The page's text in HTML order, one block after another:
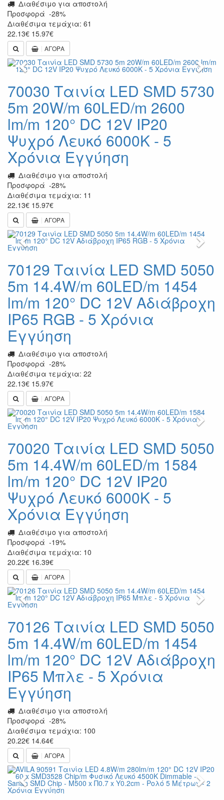
Διαθέσιμο για αποστολή
Προσφορά -28%
Διαθέσιμα τεμάχια: 61
22.13€ 15.97€
ΑΓΟΡΑ
Previous Next
70030 Ταινία LED SMD 5730
5m 20W/m 60LED/m 2600
lm/m 120° DC 12V IP20
Ψυχρό Λευκό 6000K - 5
Χρόνια Εγγύηση
Διαθέσιμο για αποστολή
Προσφορά -28%
Διαθέσιμα τεμάχια: 11
22.13€ 15.97€
ΑΓΟΡΑ
Previous Next
70129 Ταινία LED SMD 5050
5m 14.4W/m 60LED/m 1454
lm/m 120° DC 12V Αδιάβροχη
IP65 RGB - 5 Χρόνια
Εγγύηση
Διαθέσιμο για αποστολή
Προσφορά -28%
Διαθέσιμα τεμάχια: 22
22.13€ 15.97€
ΑΓΟΡΑ
Previous Next
70020 Ταινία LED SMD 5050
5m 14.4W/m 60LED/m 1584
lm/m 120° DC 12V IP20
Ψυχρό Λευκό 6000K - 5
Χρόνια Εγγύηση
Διαθέσιμο για αποστολή
Προσφορά -19%
Διαθέσιμα τεμάχια: 10
20.22€ 16.39€
ΑΓΟΡΑ
Previous Next
70126 Ταινία LED SMD 5050
5m 14.4W/m 60LED/m 1454
lm/m 120° DC 12V Αδιάβροχη
IP65 Μπλε - 5 Χρόνια
Εγγύηση
Διαθέσιμο για αποστολή
Προσφορά -28%
Διαθέσιμα τεμάχια: 100
20.22€ 14.64€
ΑΓΟΡΑ
Previous Next